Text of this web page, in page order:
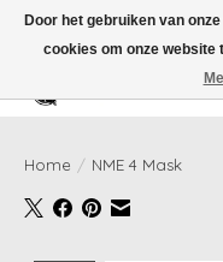
Home / NME 4 Mask
Door het gebruiken van
cookies om onze website